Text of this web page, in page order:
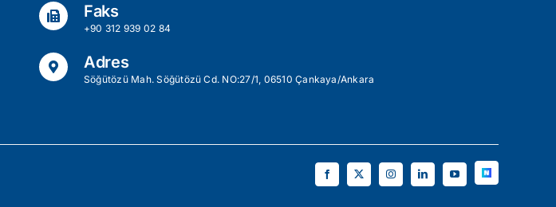
Faks
+90 312 939 02 84
Adres
Söğütözü Mah. Söğütözü Cd. NO:27/1, 06510 Çankaya/Ankara